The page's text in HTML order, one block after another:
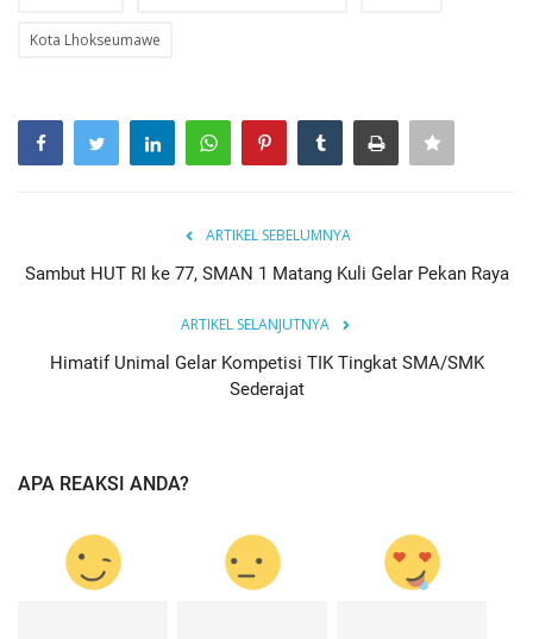
Kota Lhokseumawe
ARTIKEL SEBELUMNYA
Sambut HUT RI ke 77, SMAN 1 Matang Kuli Gelar Pekan Raya
ARTIKEL SELANJUTNYA
Himatif Unimal Gelar Kompetisi TIK Tingkat SMA/SMK
Sederajat
APA REAKSI ANDA?